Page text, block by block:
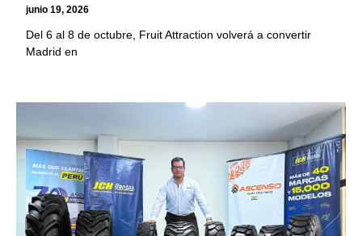
junio 19, 2026
Del 6 al 8 de octubre, Fruit Attraction volverá a convertir
Madrid en